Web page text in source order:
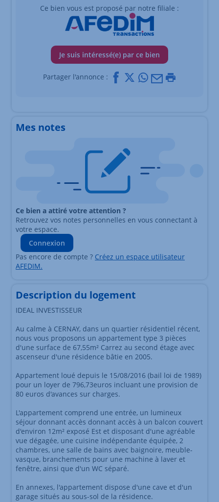
Ce bien vous est proposé par notre filiale :
Je suis intéressé(e) par ce bien
Partager l'annonce : Facebook
X Whatsapp
Mail
Mes notes
Ce bien a attiré votre attention ?
Retrouvez vos notes personnelles en vous connectant à
votre espace.
Connexion
Pas encore de compte ? Créez un espace utilisateur
AFEDIM.
Description du logement
IDEAL INVESTISSEUR
Au calme à CERNAY, dans un quartier résidentiel récent,
nous vous proposons un appartement type 3 pièces
d'une surface de 67,55m² Carrez au second étage avec
ascenseur d'une résidence bâtie en 2005.
Appartement loué depuis le 15/08/2016 (bail loi de 1989)
pour un loyer de 796,73euros incluant une provision de
80 euros d'avances sur charges.
L'appartement comprend une entrée, un lumineux
séjour donnant accès donnant accès à un balcon couvert
d'environ 12m² exposé Est et disposant d'une agréable
vue dégagée, une cuisine indépendante équipée, 2
chambres, une salle de bains avec baignoire, meuble-
vasque, branchements pour une machine à laver et
fenêtre, ainsi que d'un WC séparé.
En annexes, l'appartement dispose d'une cave et d'un
garage situés au sous-sol de la résidence.